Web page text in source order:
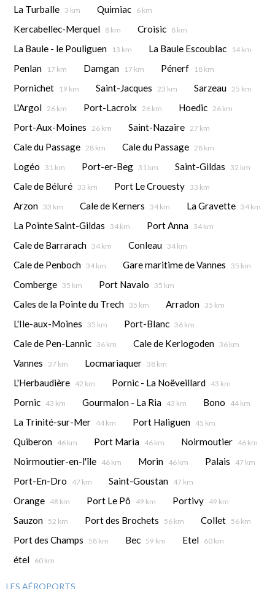
La Turballe 3 km Quimiac 6 km
Kercabellec-Merquel 8 km Croisic 8 km
La Baule - le Pouliguen 13 km La Baule Escoublac 14 km
Penlan 17 km Damgan 17 km Pénerf 18 km
Pornichet 19 km Saint-Jacques 23 km Sarzeau 25 km
L'Argol 26 km Port-Lacroix 26 km Hoedic 26 km
Port-Aux-Moines 26 km Saint-Nazaire 27 km
Cale du Passage 28 km Cale du Passage 28 km
Logéo 31 km Port-er-Beg 31 km Saint-Gildas 32 km
Cale de Béluré 33 km Port Le Crouesty 33 km
Arzon 33 km Cale de Kerners 34 km La Gravette 34 km
La Pointe Saint-Gildas 34 km Port Anna 34 km
Cale de Barrarach 34 km Conleau 34 km
Cale de Penboch 34 km Gare maritime de Vannes 35 km
Comberge 35 km Port Navalo 35 km
Cales de la Pointe du Trech 35 km Arradon 35 km
L'Ile-aux-Moines 35 km Port-Blanc 36 km
Cale de Pen-Lannic 36 km Cale de Kerlogoden 36 km
Vannes 37 km Locmariaquer 38 km
L'Herbaudière 42 km Pornic - La Noëveillard 43 km
Pornic 43 km Gourmalon - La Ria 43 km Bono 44 km
La Trinité-sur-Mer 44 km Port Haliguen 45 km
Quiberon 46 km Port Maria 46 km Noirmoutier 46 km
Noirmoutier-en-l'île 46 km Morin 46 km Palais 47 km
Port-En-Dro 47 km Saint-Goustan 47 km
Orange 48 km Port Le Pô 49 km Portivy 49 km
Sauzon 52 km Port des Brochets 56 km Collet 56 km
Port des Champs 58 km Bec 59 km Etel 60 km
étel 60 km
LES AÉROPORTS